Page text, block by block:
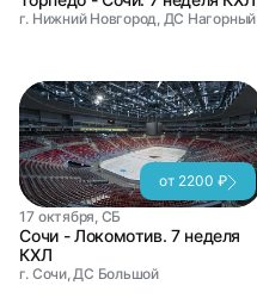
г. Нижний Новгород, ДС Нагорный
от 2200 ₽
17 октября, СБ
Сочи - Локомотив. 7 неделя
КХЛ
г. Сочи, ДС Большой